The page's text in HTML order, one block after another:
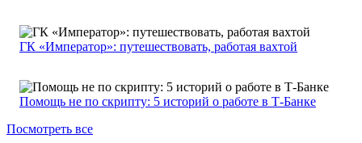
ГК «Император»: путешествовать, работая вахтой
Помощь не по скрипту: 5 историй о работе в Т-Банке
Посмотреть все